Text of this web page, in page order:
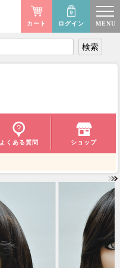
MENU
ログイン
カート
よくある質問 ショップ